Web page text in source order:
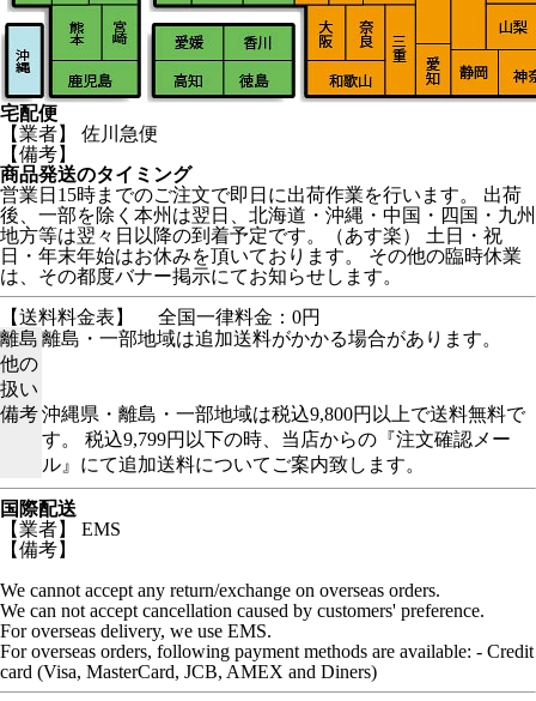
宅配便
【業者】 佐川急便
【備考】
商品発送のタイミング
営業日15時までのご注文で即日に出荷作業を行います。 出荷
後、一部を除く本州は翌日、北海道・沖縄・中国・四国・九州
地方等は翌々日以降の到着予定です。（あす楽） 土日・祝
日・年末年始はお休みを頂いております。 その他の臨時休業
は、その都度バナー掲示にてお知らせします。
【送料料金表】
全国一律料金：0円
離島
他の
扱い
離島・一部地域は追加送料がかかる場合があります。
備考沖縄県・離島・一部地域は税込9,800円以上で送料無料で
す。 税込9,799円以下の時、当店からの『注文確認メー
ル』にて追加送料についてご案内致します。
国際配送
【業者】 EMS
【備考】
We cannot accept any return/exchange on overseas orders.
We can not accept cancellation caused by customers' preference.
For overseas delivery, we use EMS.
For overseas orders, following payment methods are available: - Credit
card (Visa, MasterCard, JCB, AMEX and Diners)